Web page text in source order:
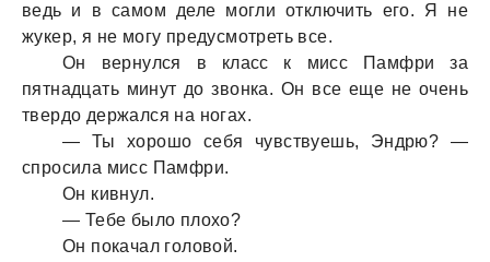
ведь и в самом деле могли отключить его. Я не
жукер, я не могу предусмотреть все.
Он вернулся в класс к мисс Памфри за
пятнадцать минут до звонка. Он все еще не очень
твердо держался на ногах.
— Ты хорошо себя чувствуешь, Эндрю? —
спросила мисс Памфри.
Он кивнул.
— Тебе было плохо?
Он покачал головой.